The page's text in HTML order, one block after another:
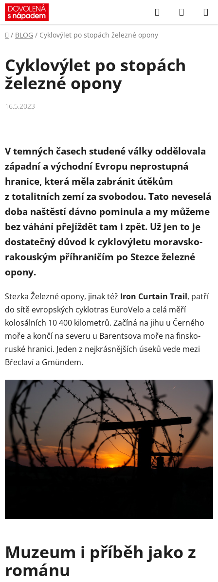
Přejít
na
obsah
Hledat
KOŠÍK
Domů
/ BLOG / Cyklovýlet po stopách železné opony
Cyklovýlet po stopách
železné opony
16.5.2023
V temných časech studené války oddělovala
západní a východní Evropu neprostupná
hranice, která měla zabránit útěkům
z totalitních zemí za svobodou. Tato neveselá
doba naštěstí dávno pominula a my můžeme
bez váhání přejíždět tam i zpět. Už jen to je
dostatečný důvod k cyklovýletu moravsko-
rakouským příhraničím po Stezce železné
opony.
Stezka Železné opony, jinak též Iron Curtain Trail, patří
do sítě evropských cyklotras EuroVelo a celá měří
kolosálních 10 400 kilometrů. Začíná na jihu u Černého
moře a končí na severu u Barentsova moře na finsko-
ruské hranici. Jeden z nejkrásnějších úseků vede mezi
Břeclaví a Gmündem.
Muzeum i příběh jako z
románu